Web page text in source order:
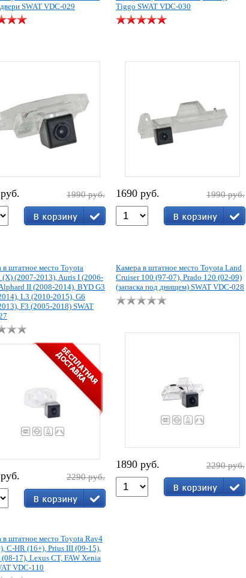
SWAT VDC-029
1990 руб.
Tiggo SWAT VDC-030
1690 руб. 1990 руб.
в штатное место Toyota
(2007-2013), Auris I (2006-
II (2008-2014), BYD G3
L3 (2010-2015), G6
F3 (2005-2018) SWAT
2290 руб.
Камера в штатное место Toyota Land
Cruiser 100 (97-07), Prado 120 (02-09)
(запаска под днищем) SWAT VDC-028
1890 руб. 2290 руб.
в штатное место Toyota Rav4
C-HR (16+), Prius III (09-15),
(08-17), Lexus CT, FAW Xenia
VDC-110